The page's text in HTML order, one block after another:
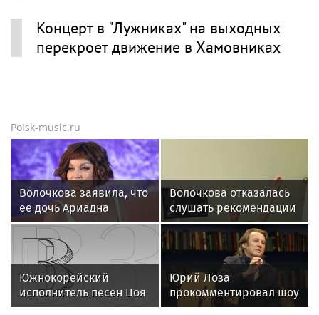
Концерт в "Лужниках" на выходных
перекроет движение в Хамовниках
Poisk-music.ru
Волочкова заявила, что
ее дочь Ариадна
«совершила глупость»,
взяв фамилию мужа
Волочкова отказалась
слушать рекомендации
врачей после новой
травмы: "Слушаю
сердце"
Южнокорейский
исполнитель песен Цоя
Сон Вон Соп захотел
Юрий Лоза
прокомментировал шоу
Димы Билана словами